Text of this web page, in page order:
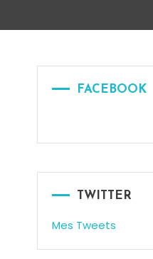
FACEBOOK
TWITTER
Mes Tweets